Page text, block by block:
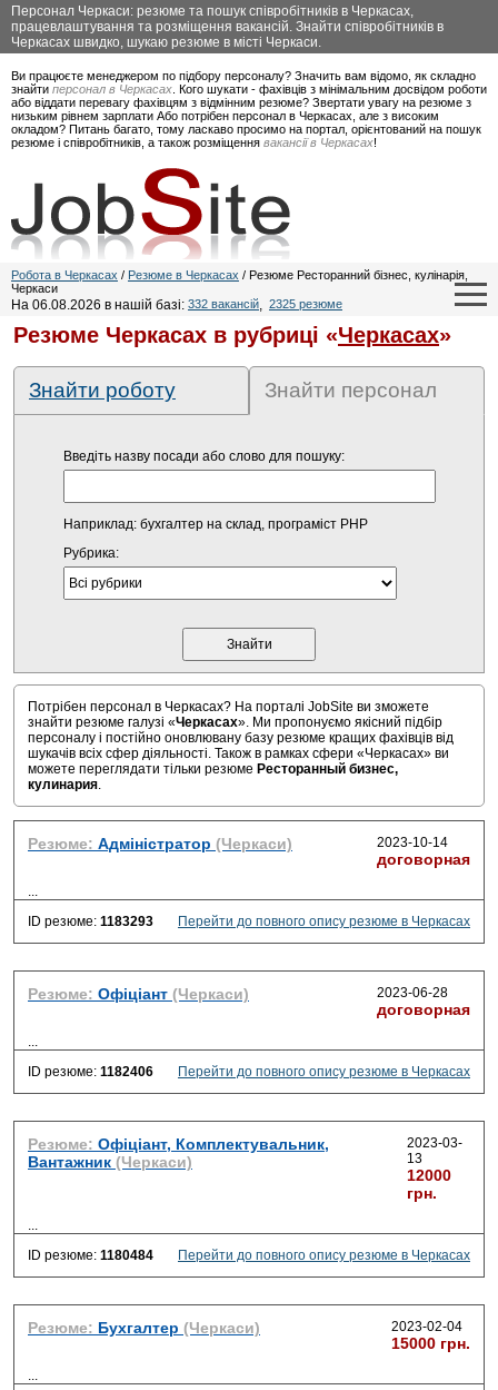
Персонал Черкаси: резюме та пошук співробітників в Черкасах,
працевлаштування та розміщення вакансій. Знайти співробітників в
Черкасах швидко, шукаю резюме в місті Черкаси.
Ви працюєте менеджером по підбору персоналу? Значить вам відомо, як складно
знайти персонал в Черкасах . Кого шукати - фахівців з мінімальним досвідом роботи
або віддати перевагу фахівцям з відмінним резюме? Звертати увагу на резюме з
низьким рівнем зарплати Або потрібен персонал в Черкасах, але з високим
окладом? Питань багато, тому ласкаво просимо на портал, орієнтований на пошук
резюме і співробітників, а також розміщення вакансії в Черкасах!
Робота в Черкасах / Резюме в Черкасах / Резюме Ресторанний бізнес, кулінарія,
Черкаси
На 06.08.2026 в нашій базі: 332 вакансій, 2325 резюме
Резюме Черкасах в рубриці «Черкасах»
Знайти роботу Знайти персонал
Введіть назву посади або слово для пошуку:
Наприклад: бухгалтер на склад, програміст PHP
Рубрика:
Потрібен персонал в Черкасах? На порталі JobSite ви зможете
знайти резюме галузі «Черкасах». Ми пропонуємо якісний підбір
персоналу і постійно оновлювану базу резюме кращих фахівців від
шукачів всіх сфер діяльності. Також в рамках сфери «Черкасах» ви
можете переглядати тільки резюме Ресторанный бизнес,
кулинария.
Резюме: Адміністратор (Черкаси) 2023-10-14
договорная
...
ID резюме: 1183293 Перейти до повного опису резюме в Черкасах
Резюме: Офіціант (Черкаси) 2023-06-28
договорная
...
ID резюме: 1182406 Перейти до повного опису резюме в Черкасах
Резюме: Офіціант, Комплектувальник,
Вантажник (Черкаси)
2023-03-
13
12000
грн.
...
ID резюме: 1180484 Перейти до повного опису резюме в Черкасах
Резюме: Бухгалтер (Черкаси) 2023-02-04
15000 грн.
...